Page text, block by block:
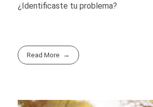
¿Identificaste tu problema?
Read More